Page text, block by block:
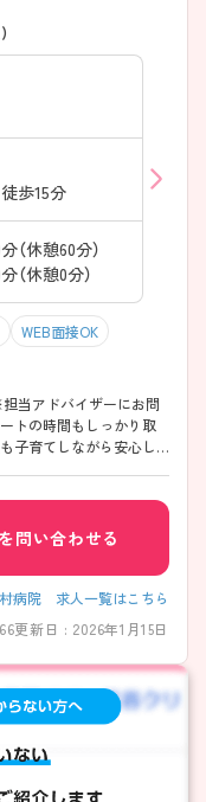
歩15分
休憩60分）
休憩0分）
WEB面接OK
担当アドバイザーにお問
トの時間もしっかり取
子育てしながら安心し
問い合わせる
病院 求人一覧はこちら
更新日 : 2026年1月15日